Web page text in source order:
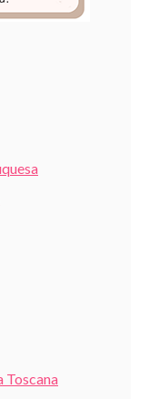
Toscana